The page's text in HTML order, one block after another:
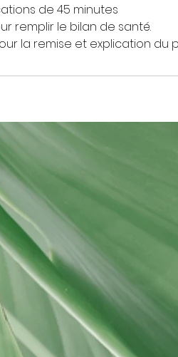
de 45 minutes
remplir le bilan de santé.
la remise et explication du